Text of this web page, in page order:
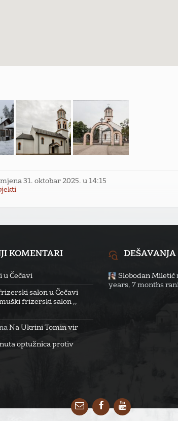
31. oktobar 2025. u 14:15
KOMENTARI
u Čečavi
salon u Čečavi
frizerski salon ,,
Na Ukrini Tomin vir
optužnica protiv
Slobodan Miletić
years, 7 months
EmailFacebookYouTube